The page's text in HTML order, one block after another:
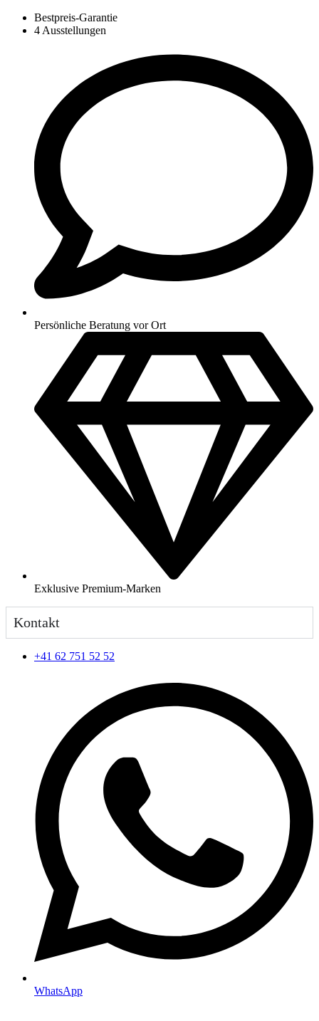
Bestpreis-Garantie
4 Ausstellungen
Persönliche Beratung vor Ort
Exklusive Premium-Marken
Kontakt
+41 62 751 52 52
WhatsApp